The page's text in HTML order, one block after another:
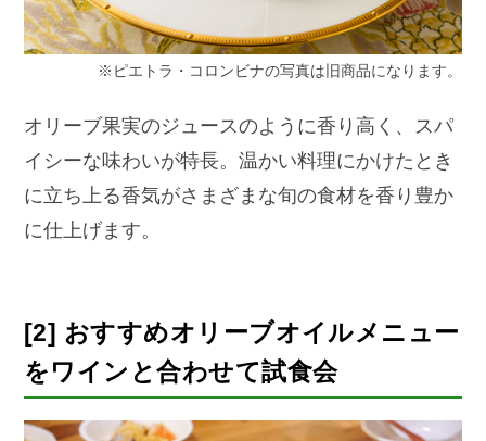
※ピエトラ・コロンビナの写真は旧商品になります。
オリーブ果実のジュースのように香り高く、スパ
イシーな味わいが特長。温かい料理にかけたとき
に立ち上る香気がさまざまな旬の食材を香り豊か
に仕上げます。
[2] おすすめオリーブオイルメニュー
をワインと合わせて試食会